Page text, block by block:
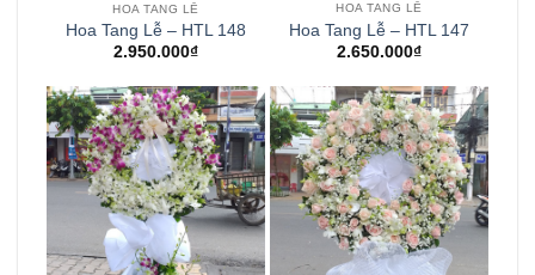
HOA TANG LỄ
Hoa Tang Lễ – HTL 148
2.950.000₫
HOA TANG LỄ
Hoa Tang Lễ – HTL 147
2.650.000₫